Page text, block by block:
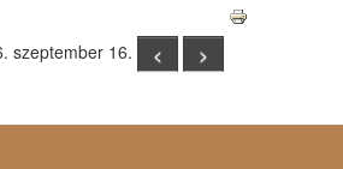
szeptember 16. < >